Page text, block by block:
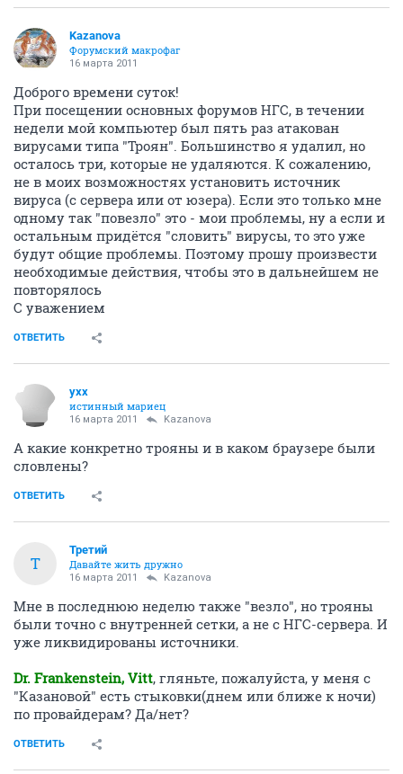
Kazanova
Форумский макрофаг
16 марта 2011
Доброго времени суток!
При посещении основных форумов НГС, в течении
недели мой компьютер был пять раз атакован
вирусами типа "Троян". Большинство я удалил, но
осталось три, которые не удаляются. К сожалению,
не в моих возможностях установить источник
вируса (с сервера или от юзера). Если это только мне
одному так "повезло" это - мои проблемы, ну а если и
остальным придётся "словить" вирусы, то это уже
будут общие проблемы. Поэтому прошу произвести
необходимые действия, чтобы это в дальнейшем не
повторялось
С уважением
ОТВЕТИТЬ
yxx
истинный мариец
16 марта 2011 Kazanova
А какие конкретно трояны и в каком браузере были
словлены?
ОТВЕТИТЬ
Т
Третий
Давайте жить дружно
16 марта 2011 Kazanova
Мне в последнюю неделю также "везло", но трояны
были точно с внутренней сетки, а не с НГС-сервера. И
уже ликвидированы источники.
Dr. Frankenstein, Vitt, гляньте, пожалуйста, у меня с
"Казановой" есть стыковки(днем или ближе к ночи)
по провайдерам? Да/нет?
ОТВЕТИТЬ